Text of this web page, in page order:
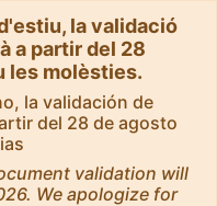
la validació
a partir del 28
les molèsties.
la validación de
del 28 de agosto
validation will
We apologize for